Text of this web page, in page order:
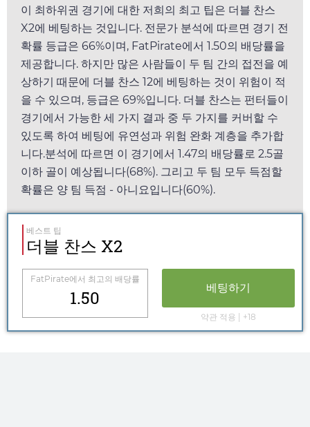
이 최하위권 경기에 대한 저희의 최고 팁은 더블 찬스
X2에 베팅하는 것입니다. 전문가 분석에 따르면 경기 전
확률 등급은 66%이며, FatPirate에서 1.50의 배당률을
제공합니다. 하지만 많은 사람들이 두 팀 간의 접전을 예
상하기 때문에 더블 찬스 12에 베팅하는 것이 위험이 적
을 수 있으며, 등급은 69%입니다. 더블 찬스는 펀터들이
경기에서 가능한 세 가지 결과 중 두 가지를 커버할 수
있도록 하여 베팅에 유연성과 위험 완화 계층을 추가합
니다.분석에 따르면 이 경기에서 1.47의 배당률로 2.5골
이하 골이 예상됩니다(68%). 그리고 두 팀 모두 득점할
확률은 양 팀 득점 - 아니요입니다(60%).
베스트 팁
더블 찬스 X2
FatPirate에서 최고의 배당률
1.50 베팅하기
약관 적용 | +18